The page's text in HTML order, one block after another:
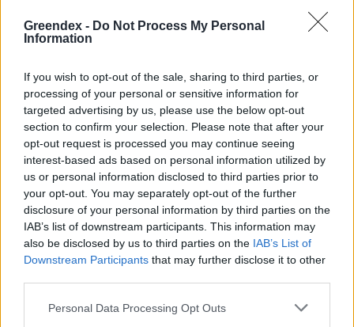
Greendex - Do Not Process My Personal
Information
If you wish to opt-out of the sale, sharing to third parties, or
processing of your personal or sensitive information for
targeted advertising by us, please use the below opt-out
section to confirm your selection. Please note that after your
opt-out request is processed you may continue seeing
interest-based ads based on personal information utilized by
us or personal information disclosed to third parties prior to
your opt-out. You may separately opt-out of the further
disclosure of your personal information by third parties on the
IAB’s list of downstream participants. This information may
also be disclosed by us to third parties on the IAB’s List of
Downstream Participants that may further disclose it to other
Personal Data Processing Opt Outs
Vitorlavirág – Így lesz gyönyörű
a te lakásodban is
ÉLŐ BOLYGÓNK Lonkay Márta 4 perc